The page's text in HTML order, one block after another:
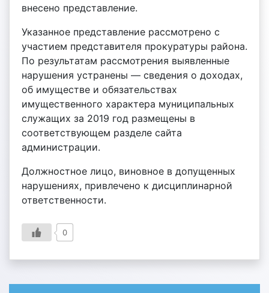
внесено представление.
Указанное представление рассмотрено с
участием представителя прокуратуры района.
По результатам рассмотрения выявленные
нарушения устранены — сведения о доходах,
об имуществе и обязательствах
имущественного характера муниципальных
служащих за 2019 год размещены в
соответствующем разделе сайта
администрации.
Должностное лицо, виновное в допущенных
нарушениях, привлечено к дисциплинарной
ответственности.
0